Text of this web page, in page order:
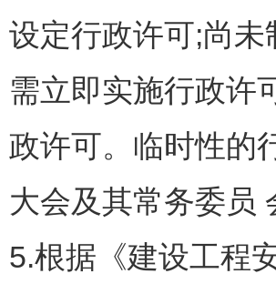
设定行政许可;尚
需立即实施行政许
政许可。临时性的
大会及其常务委员
5.根据《建设工程